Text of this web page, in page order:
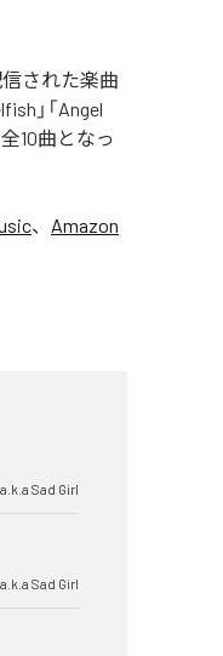
信された楽曲
」「Angel
全10曲となっ
、 Amazon
Sad Girl
Sad Girl